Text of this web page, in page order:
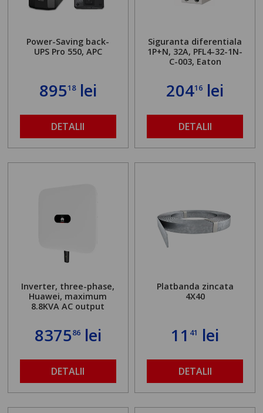
Power-Saving back-
UPS Pro 550, APC
89518lei
DETALII
Siguranta diferentiala
1P+N, 32A, PFL4-32-1N-
C-003, Eaton
20416 lei
DETALII
Inverter, three-phase,
Huawei, maximum
8.8KVA AC output
837586lei
DETALII
Platbanda zincata
4X40
11 41 lei
DETALII